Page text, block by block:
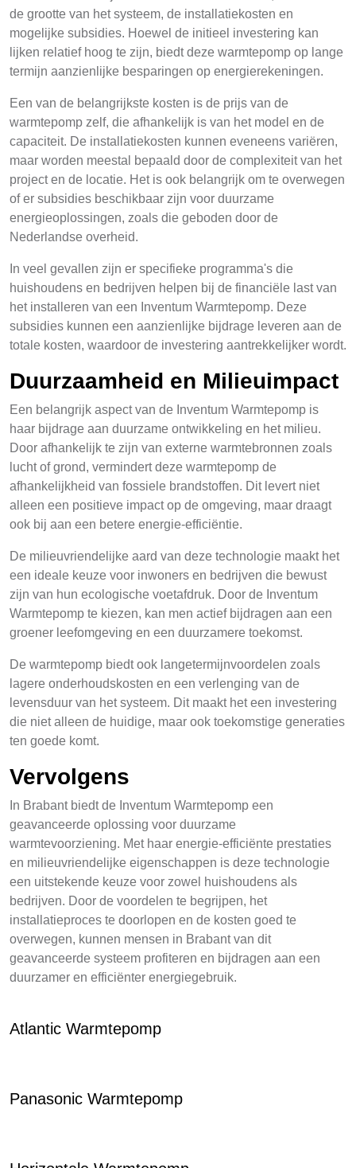
de grootte van het systeem, de installatiekosten en
mogelijke subsidies. Hoewel de initieel investering kan
lijken relatief hoog te zijn, biedt deze warmtepomp op lange
termijn aanzienlijke besparingen op energierekeningen.
Een van de belangrijkste kosten is de prijs van de
warmtepomp zelf, die afhankelijk is van het model en de
capaciteit. De installatiekosten kunnen eveneens variëren,
maar worden meestal bepaald door de complexiteit van het
project en de locatie. Het is ook belangrijk om te overwegen
of er subsidies beschikbaar zijn voor duurzame
energieoplossingen, zoals die geboden door de
Nederlandse overheid.
In veel gevallen zijn er specifieke programma's die
huishoudens en bedrijven helpen bij de financiële last van
het installeren van een Inventum Warmtepomp. Deze
subsidies kunnen een aanzienlijke bijdrage leveren aan de
totale kosten, waardoor de investering aantrekkelijker wordt.
Duurzaamheid en Milieuimpact
Een belangrijk aspect van de Inventum Warmtepomp is
haar bijdrage aan duurzame ontwikkeling en het milieu.
Door afhankelijk te zijn van externe warmtebronnen zoals
lucht of grond, vermindert deze warmtepomp de
afhankelijkheid van fossiele brandstoffen. Dit levert niet
alleen een positieve impact op de omgeving, maar draagt
ook bij aan een betere energie-efficiëntie.
De milieuvriendelijke aard van deze technologie maakt het
een ideale keuze voor inwoners en bedrijven die bewust
zijn van hun ecologische voetafdruk. Door de Inventum
Warmtepomp te kiezen, kan men actief bijdragen aan een
groener leefomgeving en een duurzamere toekomst.
De warmtepomp biedt ook langetermijnvoordelen zoals
lagere onderhoudskosten en een verlenging van de
levensduur van het systeem. Dit maakt het een investering
die niet alleen de huidige, maar ook toekomstige generaties
ten goede komt.
Vervolgens
In Brabant biedt de Inventum Warmtepomp een
geavanceerde oplossing voor duurzame
warmtevoorziening. Met haar energie-efficiënte prestaties
en milieuvriendelijke eigenschappen is deze technologie
een uitstekende keuze voor zowel huishoudens als
bedrijven. Door de voordelen te begrijpen, het
installatieproces te doorlopen en de kosten goed te
overwegen, kunnen mensen in Brabant van dit
geavanceerde systeem profiteren en bijdragen aan een
duurzamer en efficiënter energiegebruik.
Atlantic Warmtepomp
Panasonic Warmtepomp